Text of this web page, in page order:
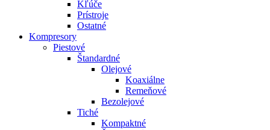
Kľúče
Prístroje
Ostatné
Kompresory
Piestové
Štandardné
Olejové
Koaxiálne
Remeňové
Bezolejové
Tiché
Kompaktné